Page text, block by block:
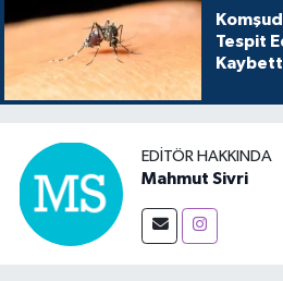
Tespit
EDITÖR HAKKINDA
Mahmut Sivri